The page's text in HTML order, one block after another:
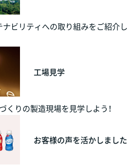
ビリティへの取り組みをご紹介し
工場見学
くりの製造現場を見学しよう！
お客様の声を活かしました